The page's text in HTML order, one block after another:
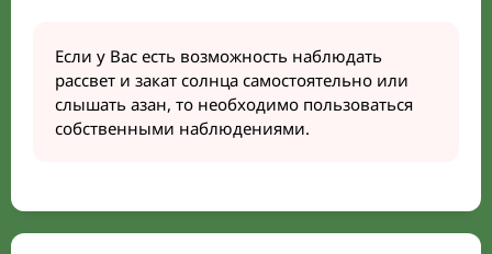
Если у Вас есть возможность наблюдать
рассвет и закат солнца самостоятельно или
слышать азан, то необходимо пользоваться
собственными наблюдениями.